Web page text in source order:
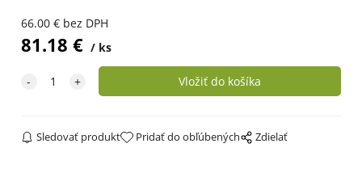
66.00€ bez DPH
81.18 € ks
Sledovať produkt Pridať do obľúbených Zdielať